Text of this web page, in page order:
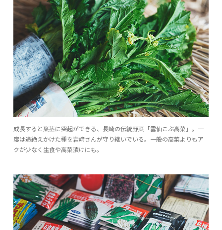
成長すると葉茎に突起ができる、長崎の伝統野菜「雲仙こぶ高菜」。一
度は途絶えかけた種を岩﨑さんが守り継いでいる。一般の高菜よりもア
クが少なく生食や高菜漬けにも。